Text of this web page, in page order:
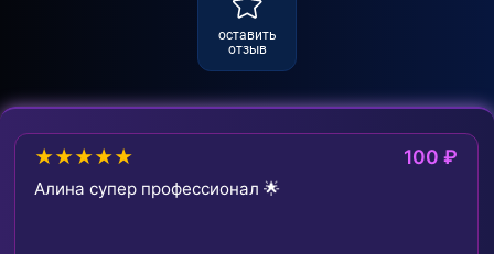
оставить
отзыв
★★★★★ 100 ₽
Алина супер профессионал 🌟